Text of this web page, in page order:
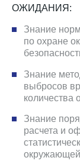
ОЖИДАНИЯ:
Знание
по охране
Знание
выбросов
количества
Знание
расчета и